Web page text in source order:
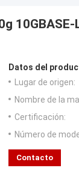
Datos del
Lugar de origen:
Nombre de la
Certificación:
Número de
Contacto